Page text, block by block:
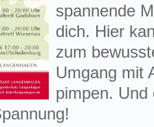
spannende
dich. Hier
zum
Umgang mit
pimpen. Und